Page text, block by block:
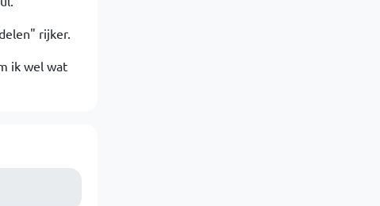
rijker.
ik wel wat